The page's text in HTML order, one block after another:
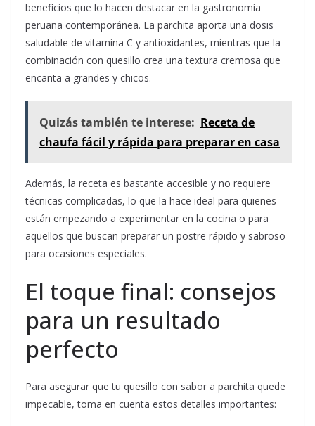
beneficios que lo hacen destacar en la gastronomía
peruana contemporánea. La parchita aporta una dosis
saludable de vitamina C y antioxidantes, mientras que la
combinación con quesillo crea una textura cremosa que
encanta a grandes y chicos.
Quizás también te interese: Receta de
chaufa fácil y rápida para preparar en casa
Además, la receta es bastante accesible y no requiere
técnicas complicadas, lo que la hace ideal para quienes
están empezando a experimentar en la cocina o para
aquellos que buscan preparar un postre rápido y sabroso
para ocasiones especiales.
El toque final: consejos
para un resultado
perfecto
Para asegurar que tu quesillo con sabor a parchita quede
impecable, toma en cuenta estos detalles importantes: